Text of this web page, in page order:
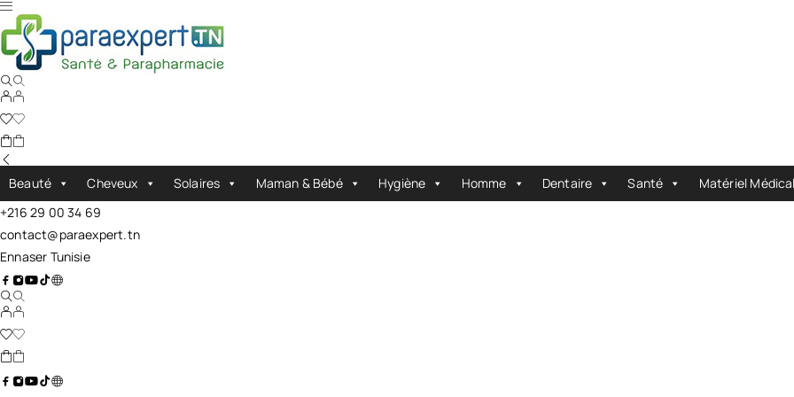
Beauté Cheveux Solaires Maman & Bébé Hygiène Homme Dentaire Santé Matériel Médical
+216 29 00 34 69
contact@paraexpert.tn
Ennaser Tunisie